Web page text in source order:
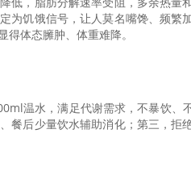
为饥饿信号，让人莫名嘴馋、频繁
体态臃肿、体重难降。
温水，满足代谢需求，不暴饮、
后少量饮水辅助消化；第三，拒